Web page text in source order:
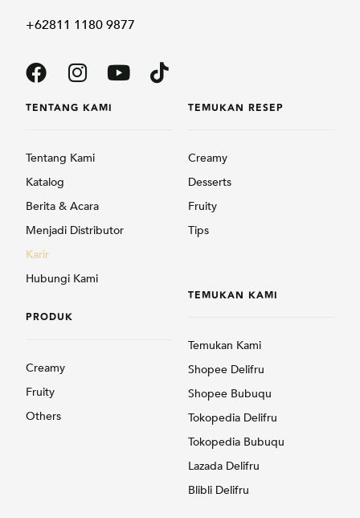
+62811 1180 9877
TENTANG KAMI
Tentang Kami
Katalog
Berita & Acara
Menjadi Distributor
Karir
Hubungi Kami
PRODUK
Creamy
Fruity
Others
TEMUKAN RESEP
Creamy
Desserts
Fruity
Tips
TEMUKAN KAMI
Temukan Kami
Shopee Delifru
Shopee Bubuqu
Tokopedia Delifru
Tokopedia Bubuqu
Lazada Delifru
Blibli Delifru